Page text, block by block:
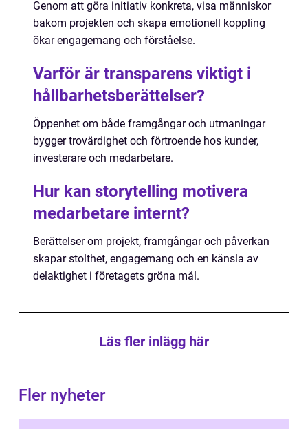
Genom att göra initiativ konkreta, visa människor
bakom projekten och skapa emotionell koppling
ökar engagemang och förståelse.
Varför är transparens viktigt i
hållbarhetsberättelser?
Öppenhet om både framgångar och utmaningar
bygger trovärdighet och förtroende hos kunder,
investerare och medarbetare.
Hur kan storytelling motivera
medarbetare internt?
Berättelser om projekt, framgångar och påverkan
skapar stolthet, engagemang och en känsla av
delaktighet i företagets gröna mål.
Läs fler inlägg här
Fler nyheter